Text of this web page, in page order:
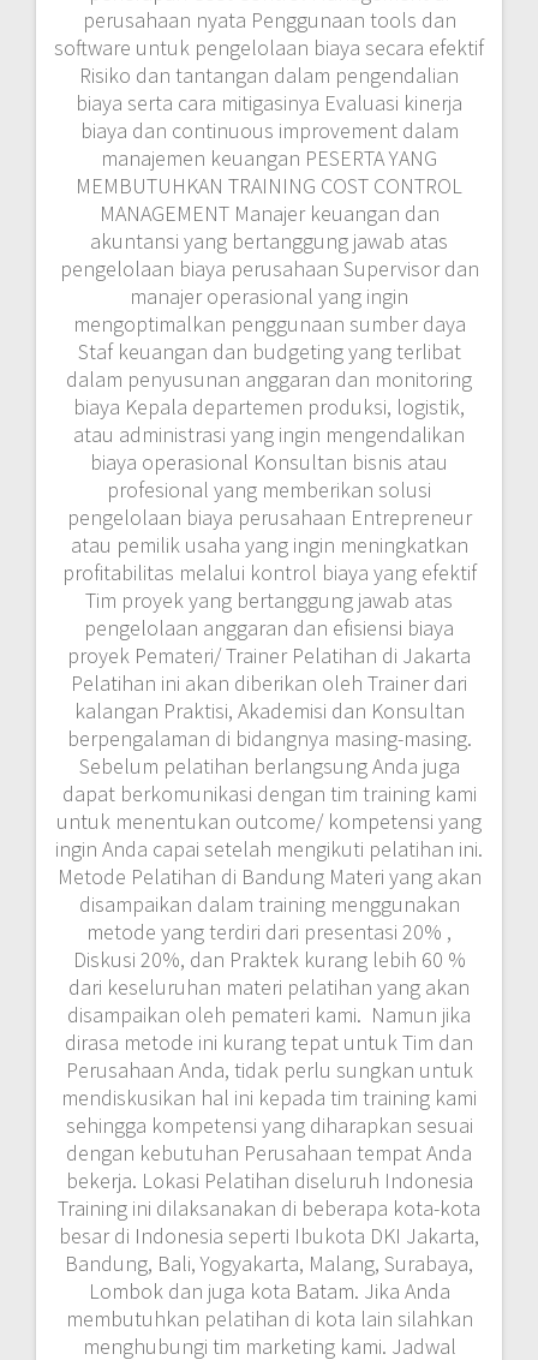
perusahaan nyata Penggunaan tools dan
software untuk pengelolaan biaya secara efektif
Risiko dan tantangan dalam pengendalian
biaya serta cara mitigasinya Evaluasi kinerja
biaya dan continuous improvement dalam
manajemen keuangan PESERTA YANG
MEMBUTUHKAN TRAINING COST CONTROL
MANAGEMENT Manajer keuangan dan
akuntansi yang bertanggung jawab atas
pengelolaan biaya perusahaan Supervisor dan
manajer operasional yang ingin
mengoptimalkan penggunaan sumber daya
Staf keuangan dan budgeting yang terlibat
dalam penyusunan anggaran dan monitoring
biaya Kepala departemen produksi, logistik,
atau administrasi yang ingin mengendalikan
biaya operasional Konsultan bisnis atau
profesional yang memberikan solusi
pengelolaan biaya perusahaan Entrepreneur
atau pemilik usaha yang ingin meningkatkan
profitabilitas melalui kontrol biaya yang efektif
Tim proyek yang bertanggung jawab atas
pengelolaan anggaran dan efisiensi biaya
proyek Pemateri/ Trainer Pelatihan di Jakarta
Pelatihan ini akan diberikan oleh Trainer dari
kalangan Praktisi, Akademisi dan Konsultan
berpengalaman di bidangnya masing-masing.
Sebelum pelatihan berlangsung Anda juga
dapat berkomunikasi dengan tim training kami
untuk menentukan outcome/ kompetensi yang
ingin Anda capai setelah mengikuti pelatihan ini.
Metode Pelatihan di Bandung Materi yang akan
disampaikan dalam training menggunakan
metode yang terdiri dari presentasi 20% ,
Diskusi 20%, dan Praktek kurang lebih 60 %
dari keseluruhan materi pelatihan yang akan
disampaikan oleh pemateri kami. Namun jika
dirasa metode ini kurang tepat untuk Tim dan
Perusahaan Anda, tidak perlu sungkan untuk
mendiskusikan hal ini kepada tim training kami
sehingga kompetensi yang diharapkan sesuai
dengan kebutuhan Perusahaan tempat Anda
bekerja. Lokasi Pelatihan diseluruh Indonesia
Training ini dilaksanakan di beberapa kota-kota
besar di Indonesia seperti Ibukota DKI Jakarta,
Bandung, Bali, Yogyakarta, Malang, Surabaya,
Lombok dan juga kota Batam. Jika Anda
membutuhkan pelatihan di kota lain silahkan
menghubungi tim marketing kami. Jadwal